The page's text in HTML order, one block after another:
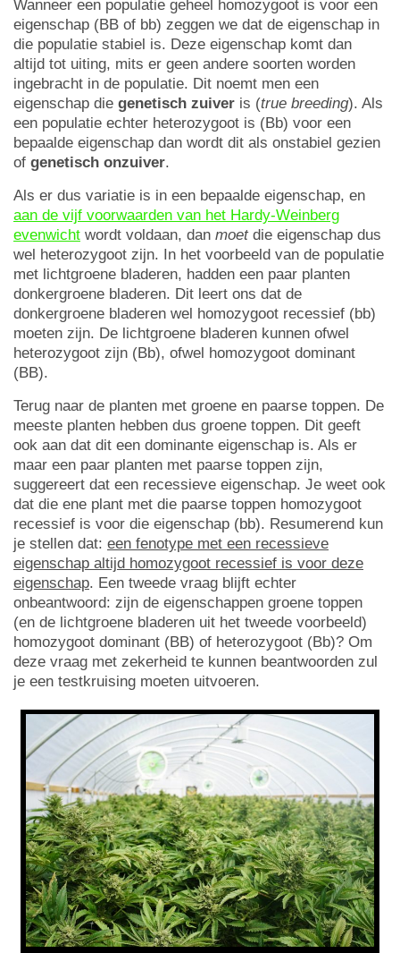
Wanneer een populatie geheel homozygoot is voor een
eigenschap (BB of bb) zeggen we dat de eigenschap in
die populatie stabiel is. Deze eigenschap komt dan
altijd tot uiting, mits er geen andere soorten worden
ingebracht in de populatie. Dit noemt men een
eigenschap die genetisch zuiver is (true breeding). Als
een populatie echter heterozygoot is (Bb) voor een
bepaalde eigenschap dan wordt dit als onstabiel gezien
of genetisch onzuiver.
Als er dus variatie is in een bepaalde eigenschap, en
aan de vijf voorwaarden van het Hardy-Weinberg
evenwicht wordt voldaan, dan moetdie eigenschap dus
wel heterozygoot zijn. In het voorbeeld van de populatie
met lichtgroene bladeren, hadden een paar planten
donkergroene bladeren. Dit leert ons dat de
donkergroene bladeren wel homozygoot recessief (bb)
moeten zijn. De lichtgroene bladeren kunnen ofwel
heterozygoot zijn (Bb), ofwel homozygoot dominant
(BB).
Terug naar de planten met groene en paarse toppen. De
meeste planten hebben dus groene toppen. Dit geeft
ook aan dat dit een dominante eigenschap is. Als er
maar een paar planten met paarse toppen zijn,
suggereert dat een recessieve eigenschap. Je weet ook
dat die ene plant met die paarse toppen homozygoot
recessief is voor die eigenschap (bb). Resumerend kun
je stellen dat: een fenotype met een recessieve
eigenschap altijd homozygoot recessief is voor deze
eigenschap. Een tweede vraag blijft echter
onbeantwoord: zijn de eigenschappen groene toppen
(en de lichtgroene bladeren uit het tweede voorbeeld)
homozygoot dominant (BB) of heterozygoot (Bb)? Om
deze vraag met zekerheid te kunnen beantwoorden zul
je een testkruising moeten uitvoeren.